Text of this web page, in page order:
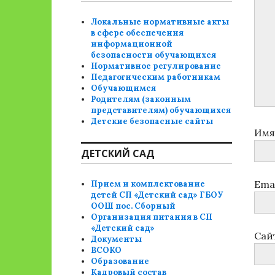
Имя
Локальные нормативные акты
в сфере обеспечения
информационной
безопасности обучающихся
Нормативное регулирование
Педагогическим работникам
Обучающимся
Родителям (законным
представителям) обучающихся
Детские безопасные сайты
ДЕТСКИЙ САД
Прием и комплектование
детей СП «Детский сад» ГБОУ
ООШ пос. Сборный
Организация питания в СП
«Детский сад»
Документы
ВСОКО
Образование
Кадровый состав